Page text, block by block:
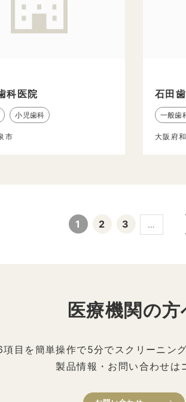
科医院
小児歯科
市
石田
一般歯
大阪府
1 2 3 …
医療機関の方
目を簡単操作で5分でスクリーニン
製品情報・お問い合わせは